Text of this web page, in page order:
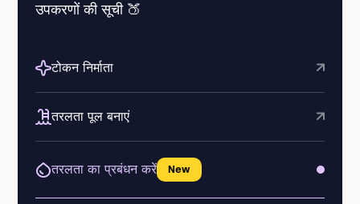
उपकरणों की सूची 🍑
टोकन निर्माता
तरलता पूल बनाएं
तरलता का प्रबंधन करें New